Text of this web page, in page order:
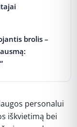
brolis –
personalui
iškvietimą bei